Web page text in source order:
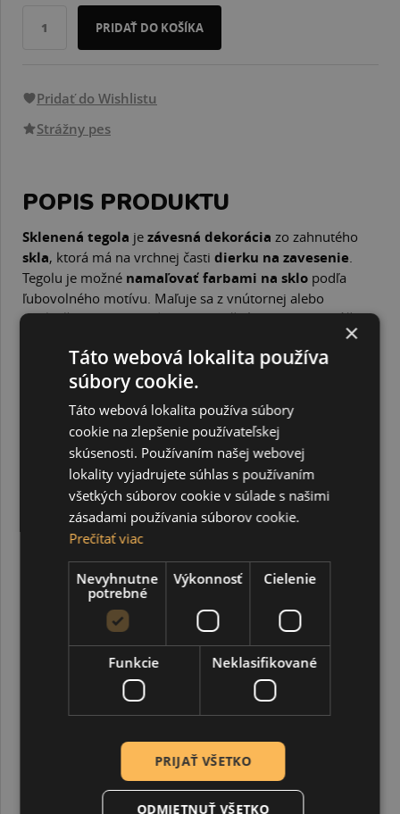
PRIDAŤ DO KOŠÍKA
Pridať do Wishlistu
Strážny pes
POPIS PRODUKTU
Sklenená tegola je závesná dekorácia zo zahnutého
skla, ktorá má na vrchnej časti dierku na zavesenie.
Tegolu je možné namaľovať farbami na sklo podľa
ľubovolného motívu. Maľuje sa z vnútornej alebo
vonkajšej strany a podľa typu použitých farieb sa môže
Tegola má rozmer 19,8 x 9,5 cm.
SÚVISIACE PRODUKTY
×
Táto webová lokalita používa
súbory cookie.
Táto webová lokalita používa súbory
cookie na zlepšenie používateľskej
skúsenosti. Používaním našej webovej
lokality vyjadrujete súhlas s používaním
všetkých súborov cookie v súlade s našimi
zásadami používania súborov cookie.
Prečítať viac
Nevyhnutne
potrebné
Výkonnosť Cielenie
Funkcie Neklasifikované
PRIJAŤ VŠETKO
ODMIETNUŤ VŠETKO